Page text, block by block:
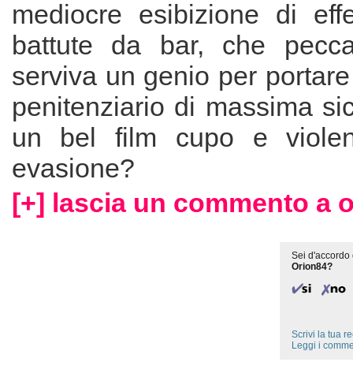
mediocre esibizione di
battute da bar, che
serviva un genio per
penitenziario di massima
un bel film cupo e
evasione?
[+] lascia un commento a
Sei d'accordo
Orion84?
Scrivi la tua
Leggi i